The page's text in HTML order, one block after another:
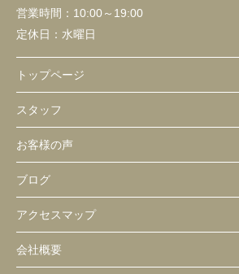
営業時間： 10:00～19:00
定休日： 水曜日
トップページ
スタッフ
お客様の声
ブログ
アクセスマップ
会社概要